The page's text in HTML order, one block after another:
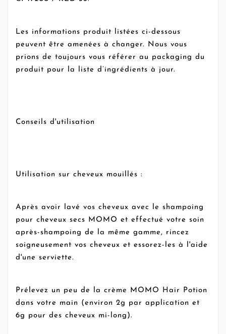
Les informations produit listées ci-dessous
peuvent être amenées à changer. Nous vous
prions de toujours vous référer au packaging du
produit pour la liste d’ingrédients à jour.
Conseils d'utilisation
Utilisation sur cheveux mouillés :
Après avoir lavé vos cheveux avec le shampoing
pour cheveux secs MOMO et effectué votre soin
après-shampoing de la même gamme, rincez
soigneusement vos cheveux et essorez-les à l'aide
d'une serviette.
Prélevez un peu de la crème MOMO Hair Potion
dans votre main (environ 2g par application et
6g pour des cheveux mi-long).